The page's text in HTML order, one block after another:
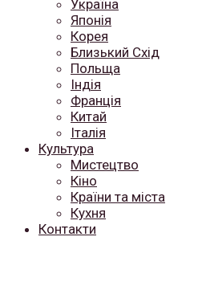
Україна
Японія
Корея
Близький Схід
Польща
Індія
Франція
Китай
Італія
Культура
Мистецтво
Кіно
Країни та міста
Кухня
Контакти